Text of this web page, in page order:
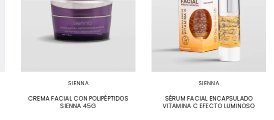
SIENNA
CREMA FACIAL CON POLIPÉPTIDOS
SIENNA 45G
SIENNA
SÉRUM FACIAL ENCAPSULADO
VITAMINA C EFECTO LUMINOSO